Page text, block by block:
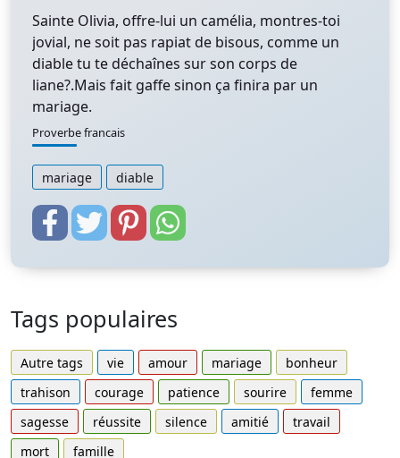
Sainte Olivia, offre-lui un camélia, montres-toi
jovial, ne soit pas rapiat de bisous, comme un
diable tu te déchaînes sur son corps de
liane?.Mais fait gaffe sinon ça finira par un
mariage.
Proverbe francais
mariage diable
Tags populaires
Autre tags vie amour mariage
bonheur
trahison
courage patience sourire
femme
sagesse
réussite silence amitié
travail
mort
famille